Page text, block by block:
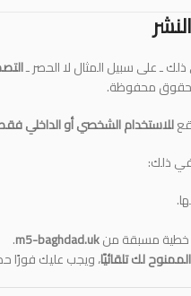
ـ على سبيل المثال لا الحصر ـ
محفوظة.
للاستخدام الشخصي أو الداخلي
في ذلك:
خطية مسبقة منm5-baghdad.uk
.
لك تلقائيًا، ويجب عليك فورًا